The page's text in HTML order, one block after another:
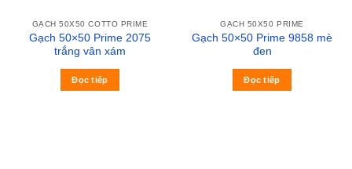
GẠCH 50X50 COTTO PRIME
Gạch 50×50 Prime 2075
trắng vân xám
Đọc tiếp
GẠCH 50X50 PRIME
Gạch 50×50 Prime 9858 mè
đen
Đọc tiếp